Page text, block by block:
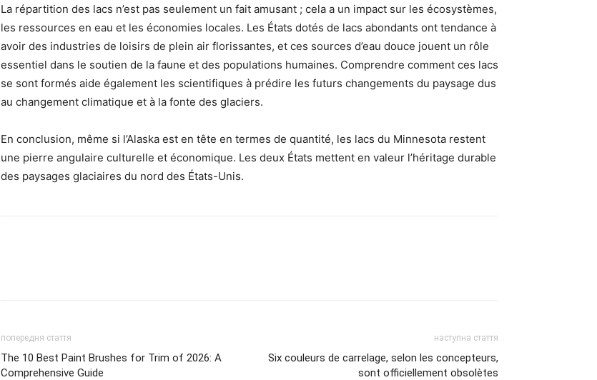
La répartition des lacs n’est pas seulement un fait amusant ; cela a un impact sur les écosystèmes,
les ressources en eau et les économies locales. Les États dotés de lacs abondants ont tendance à
avoir des industries de loisirs de plein air florissantes, et ces sources d’eau douce jouent un rôle
essentiel dans le soutien de la faune et des populations humaines. Comprendre comment ces lacs
se sont formés aide également les scientifiques à prédire les futurs changements du paysage dus
au changement climatique et à la fonte des glaciers.
En conclusion, même si l’Alaska est en tête en termes de quantité, les lacs du Minnesota restent
une pierre angulaire culturelle et économique. Les deux États mettent en valeur l’héritage durable
des paysages glaciaires du nord des États-Unis.
попередня стаття
The 10 Best Paint Brushes for Trim of 2026: A
Comprehensive Guide
наступна стаття
Six couleurs de carrelage, selon les concepteurs,
sont officiellement obsolètes